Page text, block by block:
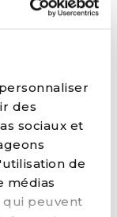
des
sociaux et
de
médias
qui peuvent
pourront
qui
tout en
et en
même, les
les
de
sociales et
ponts
être créés
et
et une